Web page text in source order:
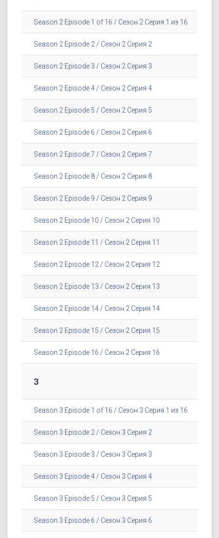
Season 2 Episode 1 of 16 / Сезон 2 Серия 1 из 16
Season 2 Episode 2 / Сезон 2 Серия 2
Season 2 Episode 3 / Сезон 2 Серия 3
Season 2 Episode 4 / Сезон 2 Серия 4
Season 2 Episode 5 / Сезон 2 Серия 5
Season 2 Episode 6 / Сезон 2 Серия 6
Season 2 Episode 7 / Сезон 2 Серия 7
Season 2 Episode 8 / Сезон 2 Серия 8
Season 2 Episode 9 / Сезон 2 Серия 9
Season 2 Episode 10 / Сезон 2 Серия 10
Season 2 Episode 11 / Сезон 2 Серия 11
Season 2 Episode 12 / Сезон 2 Серия 12
Season 2 Episode 13 / Сезон 2 Серия 13
Season 2 Episode 14 / Сезон 2 Серия 14
Season 2 Episode 15 / Сезон 2 Серия 15
Season 2 Episode 16 / Сезон 2 Серия 16
3
Season 3 Episode 1 of 16 / Сезон 3 Серия 1 из 16
Season 3 Episode 2 / Сезон 3 Серия 2
Season 3 Episode 3 / Сезон 3 Серия 3
Season 3 Episode 4 / Сезон 3 Серия 4
Season 3 Episode 5 / Сезон 3 Серия 5
Season 3 Episode 6 / Сезон 3 Серия 6